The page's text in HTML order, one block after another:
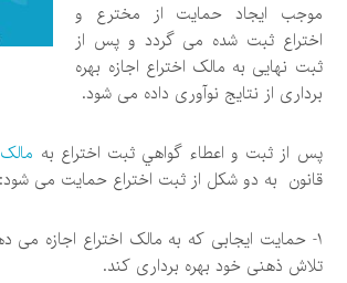
موجب ایجاد حمایت از مخترع و
اختراع ثبت شده می گردد و پس از
ثبت نهایی به مالک اختراع اجازه بهره
برداری از نتایج نوآوری داده می شود.
پس از ثبت و اعطاء گواهي ثبت اختراع به
قانون به دو شکل از ثبت اختراع حمایت می شود:
۱- حمایت ایجابی که به مالک اختراع اجازه می
تلاش ذهنی خود بهره برداری کند.